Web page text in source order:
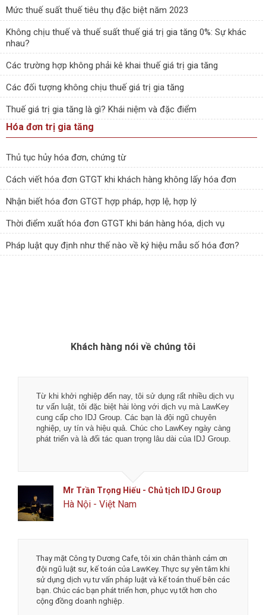
Mức thuế suất thuế tiêu thụ đặc biệt năm 2023
Không chịu thuế và thuế suất thuế giá trị gia tăng 0%: Sự khác
nhau?
Các trường hợp không phải kê khai thuế giá trị gia tăng
Các đối tượng không chịu thuế giá trị gia tăng
Thuế giá trị gia tăng là gì? Khái niệm và đặc điểm
Hóa đơn trị gia tăng
Thủ tục hủy hóa đơn, chứng từ
Cách viết hóa đơn GTGT khi khách hàng không lấy hóa đơn
Nhận biết hóa đơn GTGT hợp pháp, hợp lệ, hợp lý
Thời điểm xuất hóa đơn GTGT khi bán hàng hóa, dịch vụ
Pháp luật quy định như thế nào về ký hiệu mẫu số hóa đơn?
Khách hàng nói về chúng tôi
Tôi rất hài lòng về chất lượng dịch vụ tại LawKey - Chìa
khóa pháp luật. Các bạn là đội ngũ luật sư, chuyên gia kế
toán và tư vấn viên nhiệt thành, đầy bản lĩnh với nghề
nghiệp.Chúc các bạn phát đạt hơn nữa trong tương lai.
Anh Toản - CTO Công ty CP công nghệ phân
phối Flanet
Mình thật sự cảm ơn đội ngũ công ty luật và dịch vụ kế
toán LawKey về độ nhiệt tình và tốc độ làm việc. Tôi rất
an tâm và tin tưởng khi làm việc với LawKey, đặc biệt là
được chủ tịch Hà trực tiếp tư vấn. Chúc các bạn phát
triển thịnh vượng và đột phá hơn nữa.